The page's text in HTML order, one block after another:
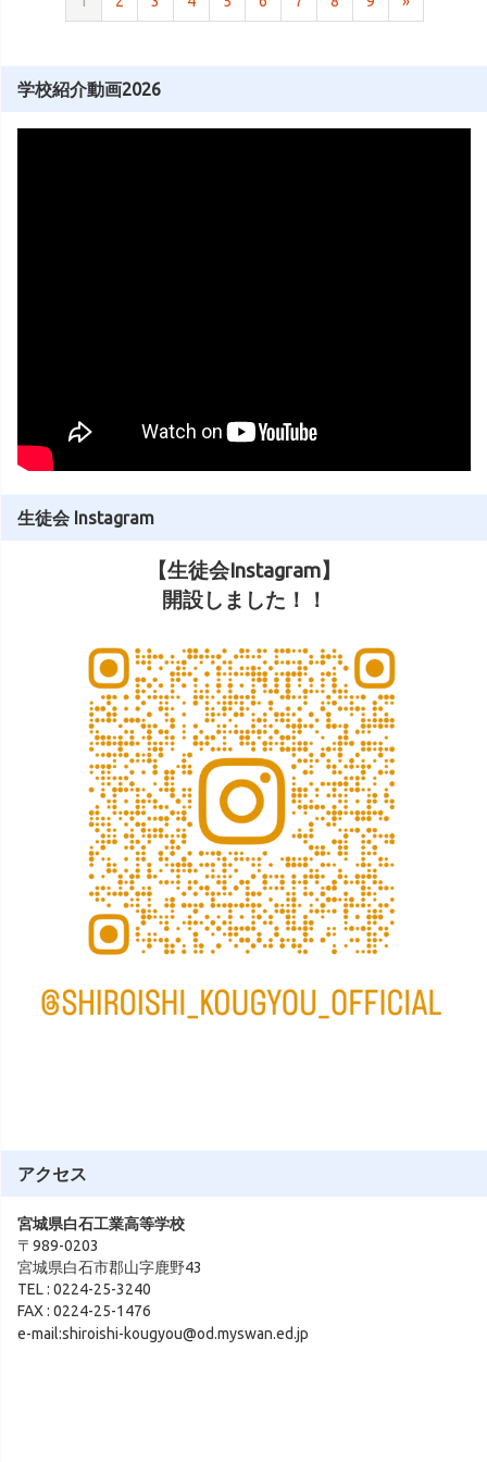
学校紹介動画2026
生徒会 Instagram
【生徒会Instagram】
開設しました！！
アクセス
宮城県白石工業高等学校
〒989-0203
宮城県白石市郡山字鹿野43
TEL : 0224-25-3240
FAX : 0224-25-1476
e-mail:shiroishi-kougyou@od.myswan.ed.jp